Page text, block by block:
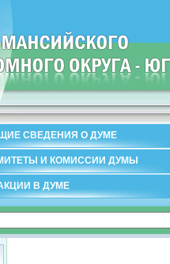
СВЕДЕНИЯ О ДУМЕ
И КОМИССИИ ДУМЫ
В ДУМЕ